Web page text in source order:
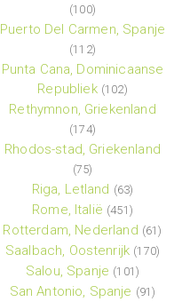
(100)
Puerto Del Carmen, Spanje
(112)
Punta Cana, Dominicaanse
Republiek (102)
Rethymnon, Griekenland
(174)
Rhodos-stad, Griekenland
(75)
Riga, Letland (63)
Rome, Italië (451)
Rotterdam, Nederland (61)
Saalbach, Oostenrijk (170)
Salou, Spanje (101)
San Antonio, Spanje (91)